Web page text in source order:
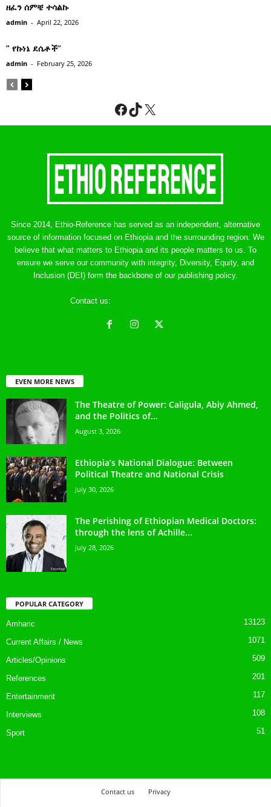
ዘፈን ሰምቼ ተሳልኩ
admin - April 22, 2026
” የኩነኔ ደሴቶች’’
admin - February 25, 2026
Facebook
TikTok
X
Since 2014, Ethio-Reference has served as an independent, alternative
source of information focused on Ethiopia and the surrounding region. We
believe that what matters to Ethiopia and its people matters to us. To
ensure we serve our community with integrity, Diversity, Equity, and
Inclusion (DEI) form the backbone of our publishing policy.
Contact us:
EVEN MORE NEWS
The Theatre of Power: Caligula, Abiy Ahmed,
and the Politics of...
August 3, 2026
Ethiopia’s National Dialogue: Between
Political Theatre and National Crisis
July 30, 2026
The Perishing of Ethiopian Medical Doctors:
through the lens of Achille...
July 28, 2026
POPULAR CATEGORY
Amharic 13123
Current Affairs / News 1071
Articles/Opinions 509
References 201
Entertainment 117
Interviews 108
Sport 51
Contact us
Privacy